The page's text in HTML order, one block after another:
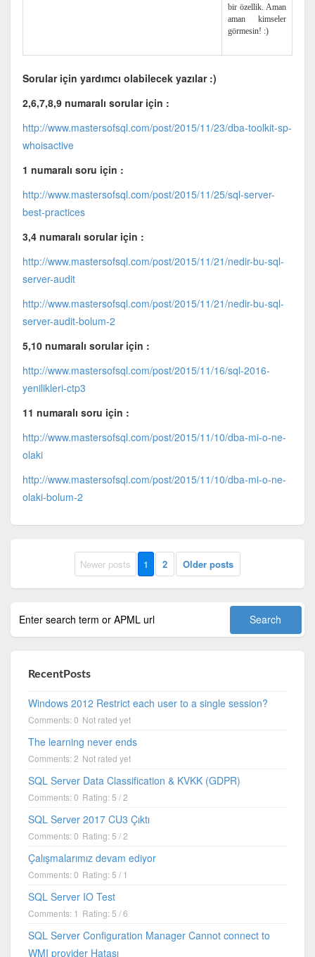
bir özellik. Aman
aman kimseler
görmesin! :)
Sorular için yardımcı olabilecek yazılar :)
2,6,7,8,9 numaralı sorular için :
http://www.mastersofsql.com/post/2015/11/23/dba-toolkit-sp-
whoisactive
1 numaralı soru için :
http://www.mastersofsql.com/post/2015/11/25/sql-server-
best-practices
3,4 numaralı sorular için :
http://www.mastersofsql.com/post/2015/11/21/nedir-bu-sql-
server-audit
http://www.mastersofsql.com/post/2015/11/21/nedir-bu-sql-
server-audit-bolum-2
5,10 numaralı sorular için :
http://www.mastersofsql.com/post/2015/11/16/sql-2016-
yenilikleri-ctp3
11 numaralı soru için :
http://www.mastersofsql.com/post/2015/11/10/dba-mi-o-ne-
olaki
http://www.mastersofsql.com/post/2015/11/10/dba-mi-o-ne-
olaki-bolum-2
Newer posts 1 2 Older posts
RecentPosts
Windows 2012 Restrict each user to a single session?
Comments: 0 Not rated yet
The learning never ends
Comments: 2 Not rated yet
SQL Server Data Classification & KVKK (GDPR)
Comments: 0 Rating: 5 / 2
SQL Server 2017 CU3 Çıktı
Comments: 0 Rating: 5 / 2
Çalışmalarımız devam ediyor
Comments: 0 Rating: 5 / 1
SQL Server IO Test
Comments: 1 Rating: 5 / 6
SQL Server Configuration Manager Cannot connect to
WMI provider Hatası